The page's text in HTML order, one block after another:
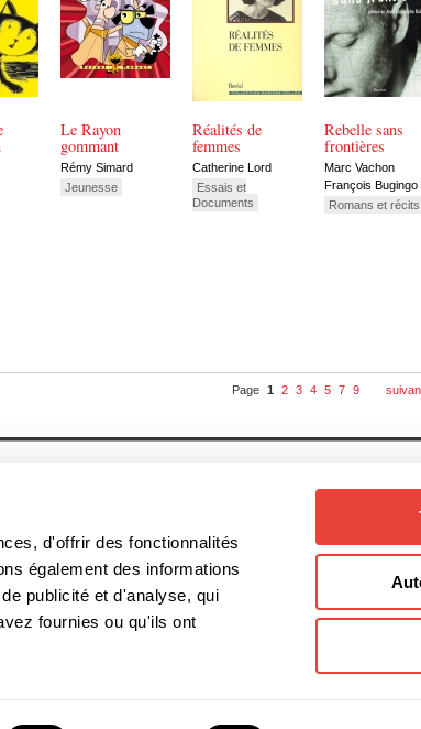
d'offrir des fonctionnalités
également des informations
publicité et d'analyse, qui
fournies ou qu'ils ont
Le Rayon
gommant
Rémy Simard
Jeunesse
Réalités de
femmes
Catherine Lord
Essais et
Documents
Rebelle sans
frontières
Marc Vachon
François Bugingo
Romans et récits
Page 1 2 3 4 5 7 9
Thèmes
Genres
H4C 2C7